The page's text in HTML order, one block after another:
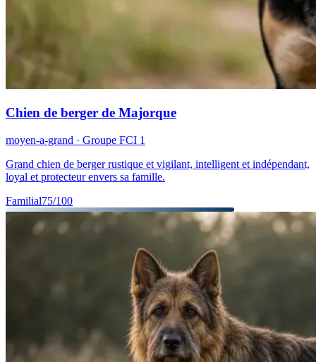
Chien de berger de Majorque
moyen-a-grand · Groupe FCI 1
Grand chien de berger rustique et vigilant, intelligent et indépendant,
loyal et protecteur envers sa famille.
Familial75/100